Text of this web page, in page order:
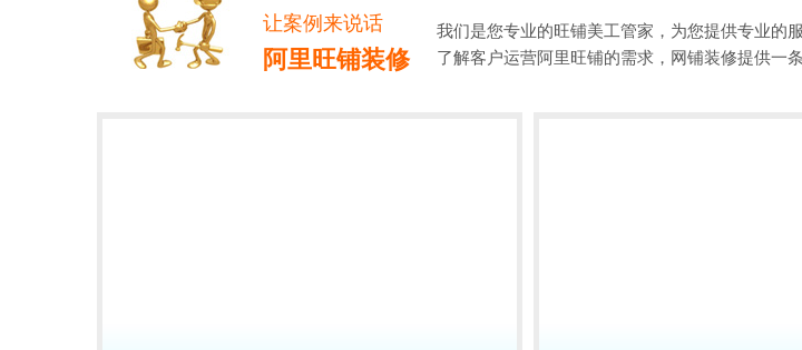
让案例来说话
阿里旺铺装修
我们是您专业的旺铺美工管家，为您提供专业的服
了解客户运营阿里旺铺的需求，网铺装修提供一